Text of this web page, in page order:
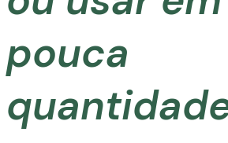
pouca